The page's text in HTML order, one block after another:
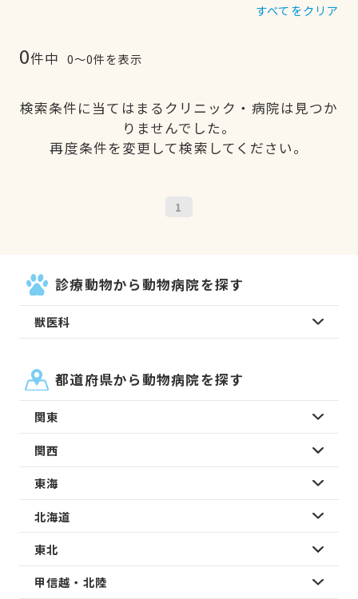
すべてをクリア
0件中 0〜0件を表示
検索条件に当てはまるクリニック・病院は見つか
りませんでした。
再度条件を変更して検索してください。
1
診療動物から動物病院を探す
獣医科
都道府県から動物病院を探す
関東
関西
東海
北海道
東北
甲信越・北陸